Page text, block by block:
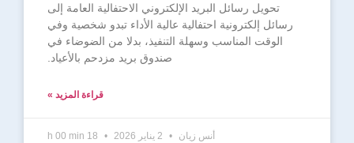
تحويل رسائل البريد الإلكتروني الاحتفالية العامة إلى
رسائل إلكترونية احتفالية عالية الأداء تبدو شخصية وفي
الوقت المناسب وسهلة التنفيذ، بدلا من الضوضاء في
صندوق بريد مزدحم بالأعياد.
قراءة المزيد »
أنس زيان